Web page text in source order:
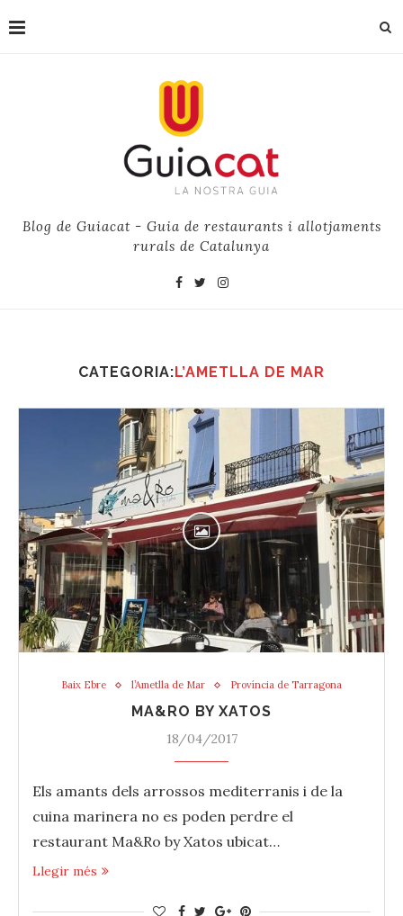
Blog de Guiacat - Guia de restaurants i allotjaments
rurals de Catalunya
CATEGORIA: L’AMETLLA DE MAR
Baix Ebre l’Ametlla de Mar Província de Tarragona
MA&RO BY XATOS
18/04/2017
Els amants dels arrossos mediterranis i de la
cuina marinera no es poden perdre el
restaurant Ma&Ro by Xatos ubicat…
Llegir més